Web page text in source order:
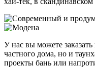
У нас вы можете
частного дома, но и
проекты бань или